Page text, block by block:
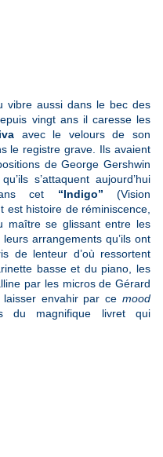
vibre aussi dans le bec des
vingt ans il caresse les
avec le velours de son
le registre grave. Ils avaient
de George Gershwin
s’attaquent aujourd’hui
cet “Indigo” (Vision
est histoire de réminiscence,
maître se glissant entre les
arrangements qu’ils ont
de lenteur d’où ressortent
basse et du piano, les
par les micros de Gérard
envahir par ce mood
du magnifique livret qui